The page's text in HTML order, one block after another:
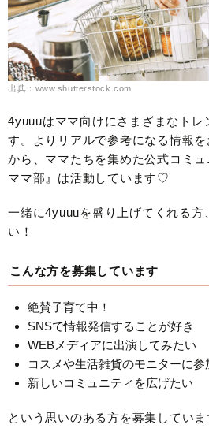
出典：www.shutterstock.com
4yuuuはママ向けにさまざまなトレ
す。よりリアルで参考になる情報
から、ママたちを集めた公式コミ
ママ部』は活動しています♡
一緒に4yuuuを盛り上げてくれる方
い！
こんな方を募集しています
絶賛子育て中！
SNSで情報発信することが好き
WEBメディアに出演してみたい
コスメや生活雑貨のモニターに参
新しいコミュニティを広げたい
という思いのある方を募集していま